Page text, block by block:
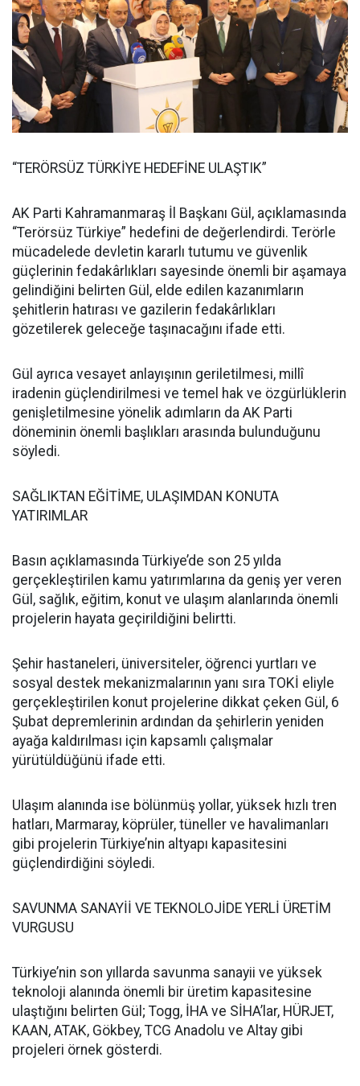
“TERÖRSÜZ TÜRKİYE HEDEFİNE ULAŞTIK”
AK Parti Kahramanmaraş İl Başkanı Gül, açıklamasında
“Terörsüz Türkiye” hedefini de değerlendirdi. Terörle
mücadelede devletin kararlı tutumu ve güvenlik
güçlerinin fedakârlıkları sayesinde önemli bir aşamaya
gelindiğini belirten Gül, elde edilen kazanımların
şehitlerin hatırası ve gazilerin fedakârlıkları
gözetilerek geleceğe taşınacağını ifade etti.
Gül ayrıca vesayet anlayışının geriletilmesi, millî
iradenin güçlendirilmesi ve temel hak ve özgürlüklerin
genişletilmesine yönelik adımların da AK Parti
döneminin önemli başlıkları arasında bulunduğunu
söyledi.
SAĞLIKTAN EĞİTİME, ULAŞIMDAN KONUTA
YATIRIMLAR
Basın açıklamasında Türkiye’de son 25 yılda
gerçekleştirilen kamu yatırımlarına da geniş yer veren
Gül, sağlık, eğitim, konut ve ulaşım alanlarında önemli
projelerin hayata geçirildiğini belirtti.
Şehir hastaneleri, üniversiteler, öğrenci yurtları ve
sosyal destek mekanizmalarının yanı sıra TOKİ eliyle
gerçekleştirilen konut projelerine dikkat çeken Gül, 6
Şubat depremlerinin ardından da şehirlerin yeniden
ayağa kaldırılması için kapsamlı çalışmalar
yürütüldüğünü ifade etti.
Ulaşım alanında ise bölünmüş yollar, yüksek hızlı tren
hatları, Marmaray, köprüler, tüneller ve havalimanları
gibi projelerin Türkiye’nin altyapı kapasitesini
güçlendirdiğini söyledi.
SAVUNMA SANAYİİ VE TEKNOLOJİDE YERLİ ÜRETİM
VURGUSU
Türkiye’nin son yıllarda savunma sanayii ve yüksek
teknoloji alanında önemli bir üretim kapasitesine
ulaştığını belirten Gül; Togg, İHA ve SİHA’lar, HÜRJET,
KAAN, ATAK, Gökbey, TCG Anadolu ve Altay gibi
projeleri örnek gösterdi.